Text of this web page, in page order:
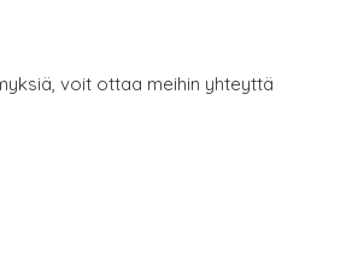
voit ottaa meihin yhteyttä